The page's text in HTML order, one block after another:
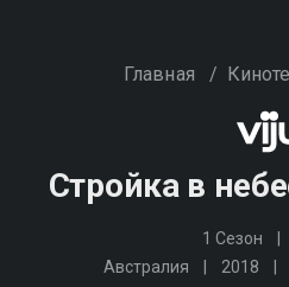
Главная /
Стройка в
1 Сезон
Австралия 2018